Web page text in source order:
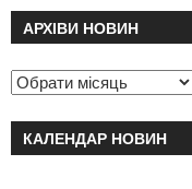
АРХІВИ НОВИН
КАЛЕНДАР НОВИН